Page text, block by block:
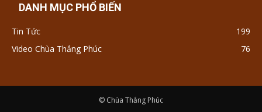
DANH MỤC PHỔ BIẾN
Tin Tức
199
Video Chùa Thắng Phúc
76
© Chùa Thắng Phúc